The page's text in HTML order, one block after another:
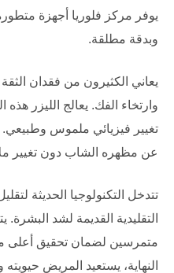
يوفر مركز فلوريا أجهزة
وبدقة مطلقة.
يعاني الكثيرون من فقدان
وارتخاء الفك. يعالج الليزر
تغيير فيزيائي ملموس وطبيعي.
عن مظهره الشاب دون تغيير
تتدخل التكنولوجيا الحديثة
التقليدية القديمة لشد
متمرسين لضمان تحقيق أعلى
النهاية، يستعيد المريض